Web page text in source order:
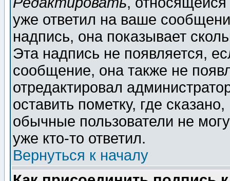
уже ответил на ваше
надпись, она показывает
Эта надпись не появляется,
сообщение, она также не
отредактировал
оставить пометку, где
обычные пользователи не
уже кто-то ответил.
Вернуться к началу